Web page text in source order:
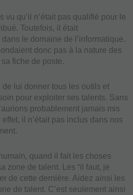
vu qu’il n’était pas qualifié pour le
Toutefois, il était
le domaine de l’informatique.
donc pas à la nature des
fiche de poste.
lui donner tous les outils et
pour exploiter ses talents. Sans
probablement jamais mis
il n’était pas inclus dans nos
quand il fait les choses
zone de talent. Les “il faut, je
de cette dernière. Aidez ainsi les
de talent. C’est seulement ainsi